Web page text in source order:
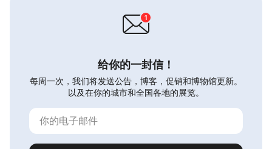
给你的一封信！
每周一次，我们将发送公告，博客，促销和博物馆更新。
以及在你的城市和全国各地的展览。